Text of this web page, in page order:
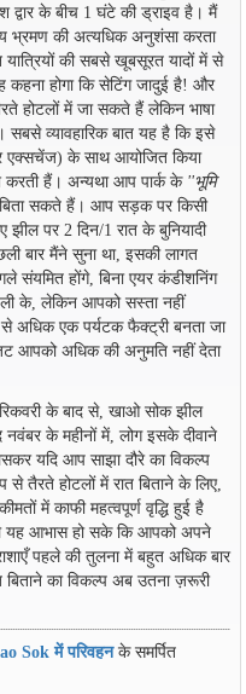
द्वार के बीच 1 घंटे की ड्राइव है। मैं
भ्रमण की अत्यधिक अनुशंसा करता
की सबसे खूबसूरत यादों में से
होगा कि सेटिंग जादुई है! और
होटलों में जा सकते हैं लेकिन भाषा
सबसे व्यावहारिक बात यह है कि इसे
के साथ आयोजित किया
हैं। अन्यथा आप पार्क के ''भूमि
सकते हैं। आप सड़क पर किसी
पर 2 दिन/1 रात के बुनियादी
बार मैंने सुना था, इसकी लागत
संयमित होंगे, बिना एयर कंडीशनिंग
के, लेकिन आपको सस्ता नहीं
अधिक एक पर्यटक फैक्ट्री बनता जा
आपको अधिक की अनुमति नहीं देता
रिकवरी के बाद से, खाओ सोक झील
के महीनों में, लोग इसके दीवाने
यदि आप साझा दौरे का विकल्प
तैरते होटलों में रात बिताने के लिए,
में काफी महत्वपूर्ण वृद्धि हुई है
यह आभास हो सके कि आपको अपने
पहले की तुलना में बहुत अधिक बार
बिताने का विकल्प अब उतना ज़रूरी
Sok में परिवहनके समर्पित